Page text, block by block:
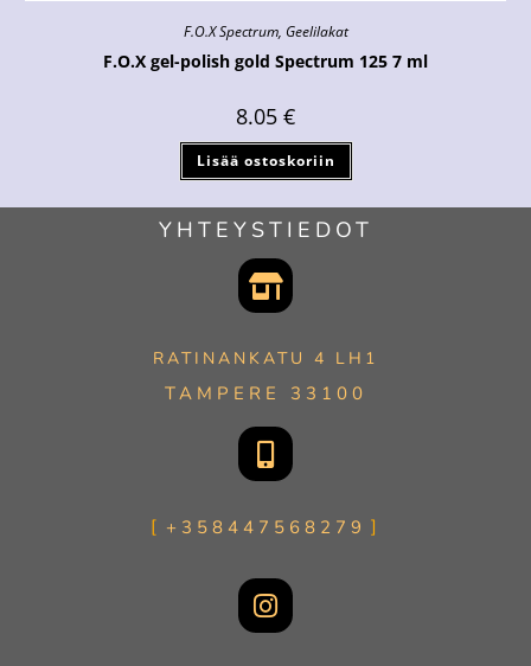
F.O.X Spectrum, Geelilakat
F.O.X gel-polish gold Spectrum 125 7 ml
8.05 €
Lisää ostoskoriin
YHTEYSTIEDOT
RATINANKATU 4 LH1
TAMPERE 33100
+358447568279